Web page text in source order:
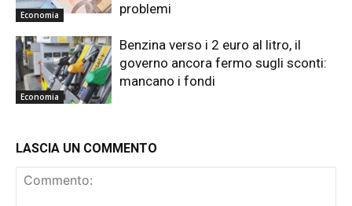
Economia
problemi
Economia
Benzina verso i 2 euro al litro, il
governo ancora fermo sugli sconti:
mancano i fondi
LASCIA UN COMMENTO